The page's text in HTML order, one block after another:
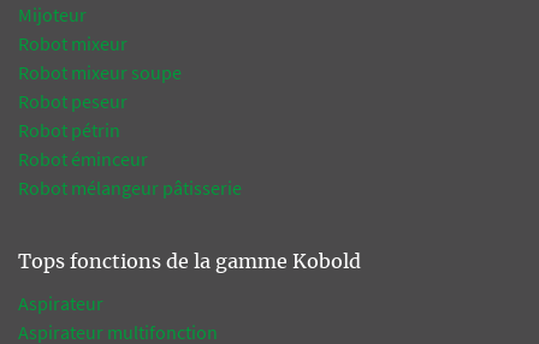
Mijoteur
Robot mixeur
Robot mixeur soupe
Robot peseur
Robot pétrin
Robot éminceur
Robot mélangeur pâtisserie
Tops fonctions de la gamme Kobold
Aspirateur
Aspirateur multifonction